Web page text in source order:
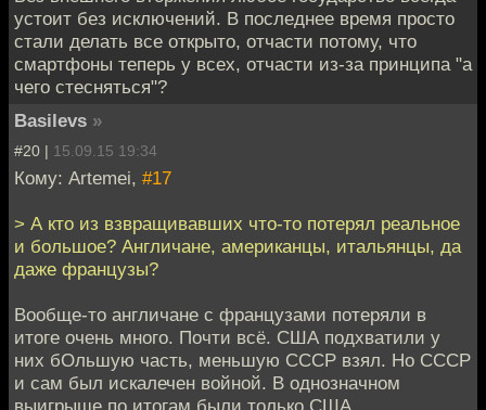
устоит без исключений. В последнее время просто
стали делать все открыто, отчасти потому, что
смартфоны теперь у всех, отчасти из-за принципа "а
чего стесняться"?
Basilevs »
#20 | 15.09.15 19:34
Кому: Artemei, #17
> А кто из взвращивавших что-то потерял реальное
и большое? Англичане, американцы, итальянцы, да
даже французы?
Вообще-то англичане с французами потеряли в
итоге очень много. Почти всё. США подхватили у
них бОльшую часть, меньшую СССР взял. Но СССР
и сам был искалечен войной. В однозначном